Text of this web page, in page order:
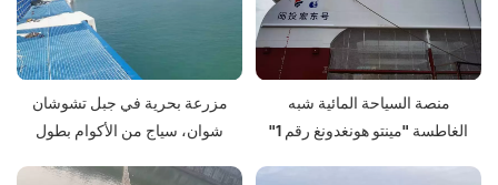
مزرعة بحرية في جبل تشوشان
شوان، سياج من الأكوام بطول
منصة السياحة المائية شبه
الغاطسة "مينتو هونغدونغ رقم ​​1"